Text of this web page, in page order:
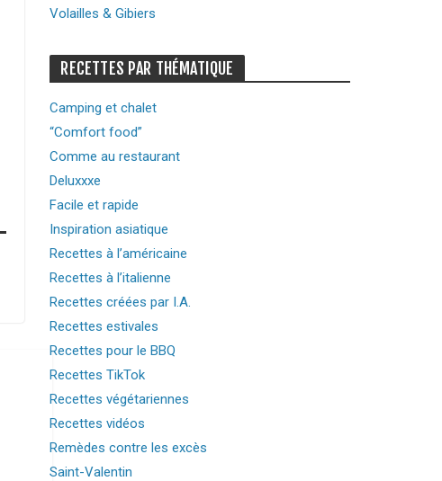
Volailles & Gibiers
RECETTES PAR THÉMATIQUE
Camping et chalet
“Comfort food”
Comme au restaurant
Deluxxxe
Facile et rapide
Inspiration asiatique
Recettes à l’américaine
Recettes à l’italienne
Recettes créées par I.A.
Recettes estivales
Recettes pour le BBQ
Recettes TikTok
Recettes végétariennes
Recettes vidéos
Remèdes contre les excès
Saint-Valentin